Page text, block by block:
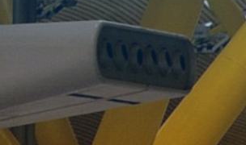
de climatisation à
Barajas-Adolfo Suárez grâce à une
Ceux-ci comprennent la
des installations, ainsi que
et corrective. Les